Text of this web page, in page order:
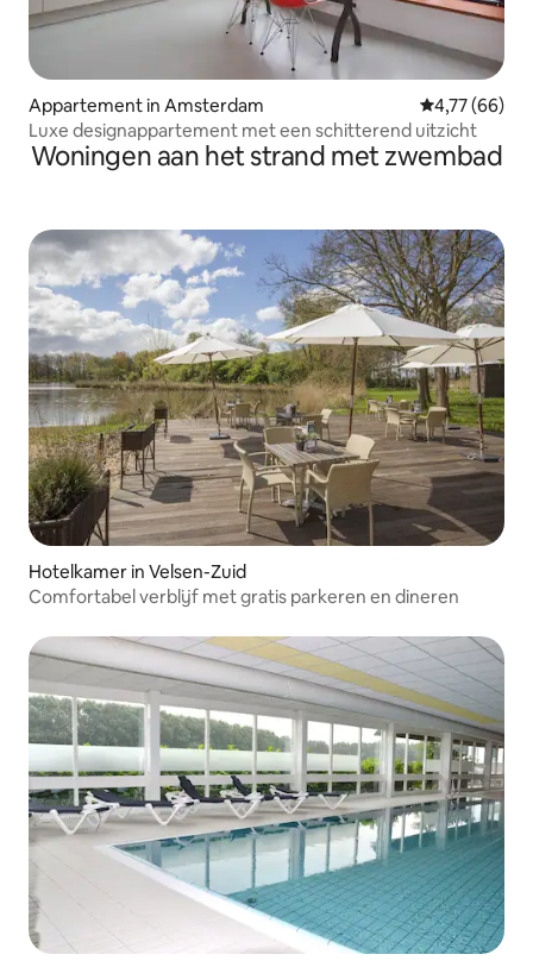
Appartement in Amsterdam Gemiddelde
4,77 (66)
Luxe designappartement met een schitterend uitzicht
Woningen aan het strand met zwembad
Hotelkamer in Velsen-Zuid
Comfortabel verblijf met gratis parkeren en dineren